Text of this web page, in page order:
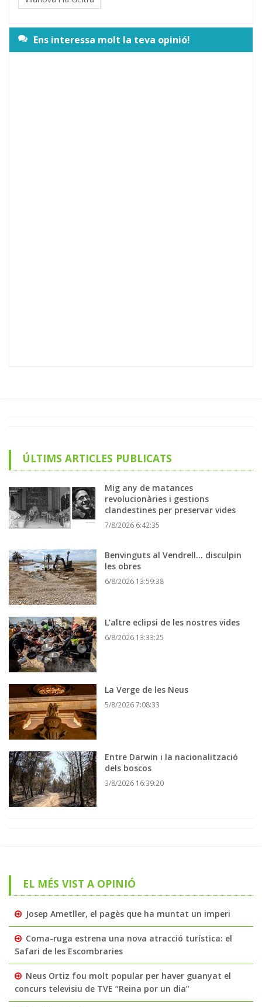
Ens interessa molt la teva opinió!
ÚLTIMS ARTICLES PUBLICATS
Mig any de matances
revolucionàries i gestions
clandestines per preservar vides
7/8/2026 6:42:35
Benvinguts al Vendrell... disculpin
les obres
6/8/2026 13:59:38
L'altre eclipsi de les nostres vides
6/8/2026 13:33:25
La Verge de les Neus
5/8/2026 7:08:33
Entre Darwin i la nacionalització
dels boscos
3/8/2026 16:39:20
EL MÉS VIST A OPINIÓ
Josep Ametller, el pagès que ha muntat un imperi
Coma-ruga estrena una nova atracció turística: el
Safari de les Escombraries
Neus Ortiz fou molt popular per haver guanyat el
concurs televisiu de TVE “Reina por un dia”